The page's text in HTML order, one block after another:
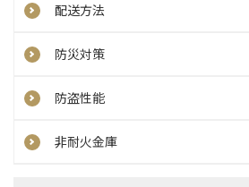
配送方法
防災対策
防盗性能
非耐火金庫